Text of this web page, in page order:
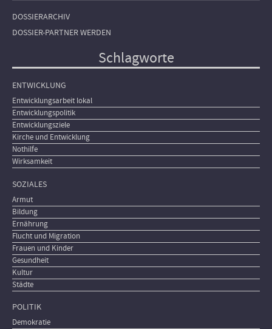
DOSSIERARCHIV
DOSSIER-PARTNER WERDEN
Schlagworte
ENTWICKLUNG
Entwicklungsarbeit lokal
Entwicklungspolitik
Entwicklungsziele
Kirche und Entwicklung
Nothilfe
Wirksamkeit
SOZIALES
Armut
Bildung
Ernährung
Flucht und Migration
Frauen und Kinder
Gesundheit
Kultur
Städte
POLITIK
Demokratie